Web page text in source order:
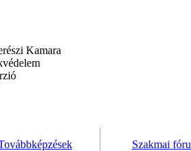
Kamara
Szakmai